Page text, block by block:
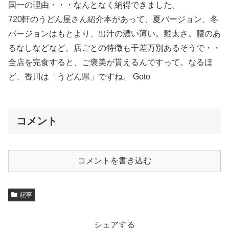
国一の理由・・・なんとなく納得できました。
720軒のうどん屋さん紹介本があって、夏バージョン、冬
バージョンはもとより、出汁の濃い薄い。麺太さ。腰のあ
るなしなどなど、店ごとの特徴も千差万別あるそうで・・
全店を完食すると、ご褒美が貰えるんですって。なるほ
ど、香川は「うどん県」ですね。 Goto
コメント
コメントを書き込む
記事
シェアする